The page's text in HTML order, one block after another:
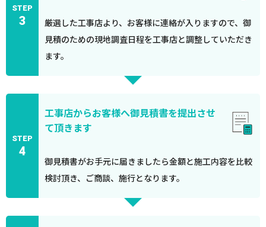
STEP
3
厳選した工事店より、お客様に連絡が入りますので、御
見積のための現地調査日程を工事店と調整していただき
ます。
STEP
4
工事店からお客様へ御見積書を提出させ
て頂きます
御見積書がお手元に届きましたら金額と施工内容を比較
検討頂き、ご商談、施行となります。